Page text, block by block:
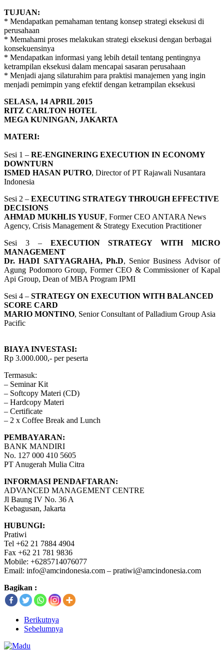
TUJUAN:
* Mendapatkan pemahaman tentang konsep strategi eksekusi di
perusahaan
* Memahami proses melakukan strategi eksekusi dengan berbagai
konsekuensinya
* Mendapatkan informasi yang lebih detail tentang pentingnya
ketrampilan eksekusi dalam mencapai sasaran perusahaan
* Menjadi ajang silaturahim para praktisi manajemen yang ingin
menjadi pemimpin yang efektif dengan ketrampilan eksekusi
SELASA, 14 APRIL 2015
RITZ CARLTON HOTEL
MEGA KUNINGAN, JAKARTA
MATERI:
Sesi 1 – RE-ENGINERING EXECUTION IN ECONOMY
DOWNTURN
ISMED HASAN PUTRO, Director of PT Rajawali Nusantara
Indonesia
Sesi 2 – EXECUTING STRATEGY THROUGH EFFECTIVE
DECISIONS
AHMAD MUKHLIS YUSUF, Former CEO ANTARA News
Agency, Crisis Management & Strategy Execution Practitioner
Sesi 3 – EXECUTION STRATEGY WITH MICRO
MANAGEMENT
Dr. HADI SATYAGRAHA, Ph.D, Senior Business Advisor of
Agung Podomoro Group, Former CEO & Commissioner of Kapal
Api Group, Dean of MBA Program IPMI
Sesi 4 – STRATEGY ON EXECUTION WITH BALANCED
SCORE CARD
MARIO MONTINO, Senior Consultant of Palladium Group Asia
Pacific
BIAYA INVESTASI:
Rp 3.000.000,- per peserta
Termasuk:
– Seminar Kit
– Softcopy Materi (CD)
– Hardcopy Materi
– Certificate
– 2 x Coffee Break and Lunch
PEMBAYARAN:
BANK MANDIRI
No. 127 000 410 5605
PT Anugerah Mulia Citra
INFORMASI PENDAFTARAN:
ADVANCED MANAGEMENT CENTRE
Jl Baung IV No. 36 A
Kebagusan, Jakarta
HUBUNGI:
Pratiwi
Tel +62 21 7884 4904
Fax +62 21 781 9836
Mobile: +6285714076077
Email: info@amcindonesia.com – pratiwi@amcindonesia.com
Bagikan :
Berikutnya
Sebelumnya